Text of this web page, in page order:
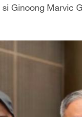
Ginoong Marvic